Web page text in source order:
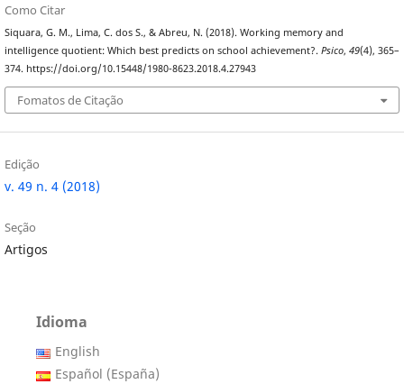
Como Citar
Siquara, G. M., Lima, C. dos S., & Abreu, N. (2018). Working memory and
intelligence quotient: Which best predicts on school achievement?. Psico, 49(4), 365–
374. https://doi.org/10.15448/1980-8623.2018.4.27943
Fomatos de Citação
Edição
v. 49 n. 4 (2018)
Seção
Artigos
Idioma
English
Español (España)